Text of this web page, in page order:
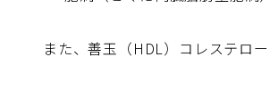
また、善玉（HDL）コレステロ